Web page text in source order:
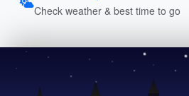
Check weather & best time to go